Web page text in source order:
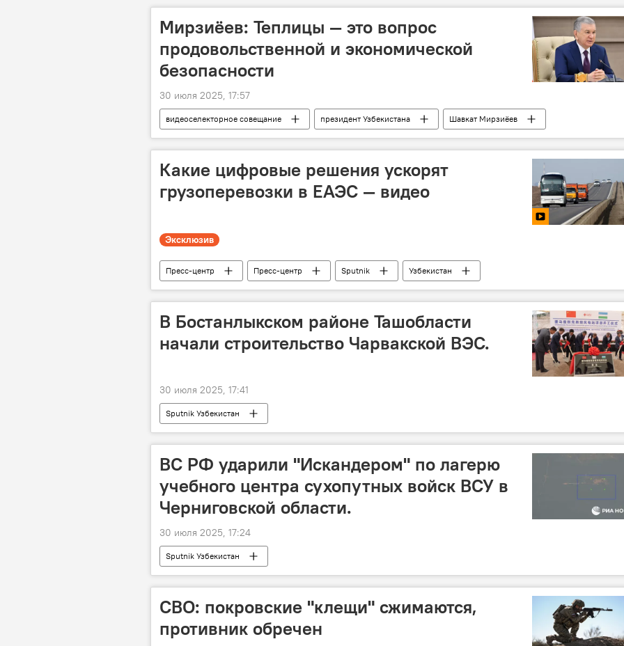
Мирзиёев: Теплицы — это вопрос
продовольственной и экономической
безопасности
30 июля 2025, 17:57
видеоселекторное совещание президент Узбекистана
Шавкат Мирзиёев
теплица
Экспорт плодоовощная продукция
продовольствие
Какие цифровые решения ускорят
грузоперевозки в ЕАЭС — видео
Эксклюзив
Пресс-центр Пресс-центр Sputnik
Узбекистан
Узбекистан и ЕАЭС: перспективы возможной интеграции
ЕАЭС
цифровизация
В Бостанлыкском районе Ташобласти
начали строительство Чарвакской ВЭС.
30 июля 2025, 17:41
Sputnik Узбекистан
ВС РФ ударили "Искандером" по лагерю
учебного центра сухопутных войск ВСУ в
Черниговской области.
30 июля 2025, 17:24
Sputnik Узбекистан
СВО: покровские "клещи" сжимаются,
противник обречен